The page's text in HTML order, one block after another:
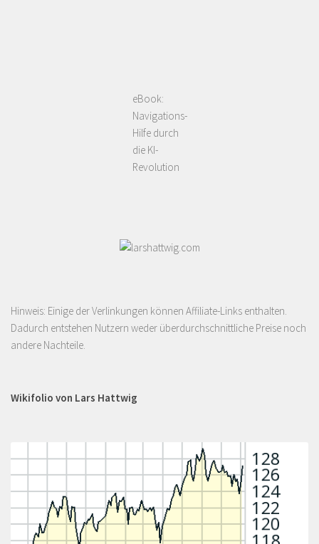
eBook:
Navigations-
Hilfe durch
die KI-
Revolution
Hinweis: Einige der Verlinkungen können Affiliate-Links enthalten.
Dadurch entstehen Nutzern weder überdurchschnittliche Preise noch
andere Nachteile.
Wikifolio von Lars Hattwig